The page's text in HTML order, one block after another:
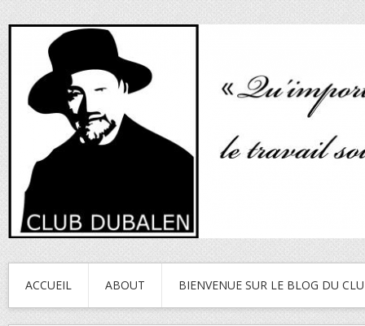
ACCUEIL ABOUT BIENVENUE SUR LE BLOG DU